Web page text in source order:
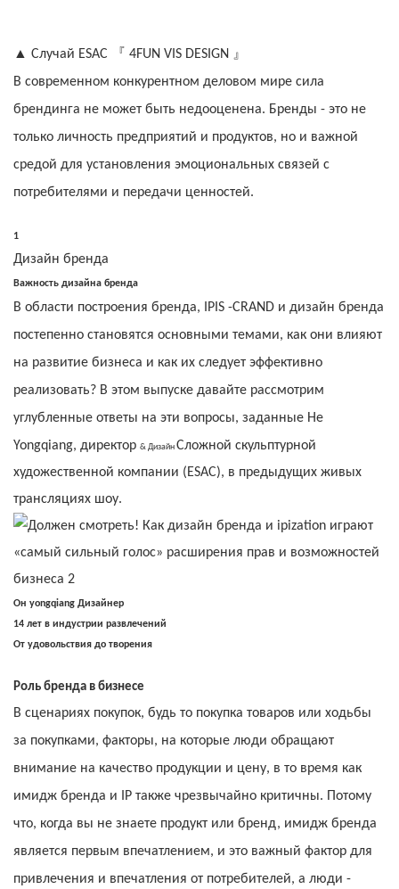
▲ Случай ESAC 『 4FUN VIS DESIGN 』
В современном конкурентном деловом мире сила
брендинга не может быть недооценена. Бренды - это не
только личность предприятий и продуктов, но и важной
средой для установления эмоциональных связей с
потребителями и передачи ценностей.
1
Дизайн бренда
Важность дизайна бренда
В области построения бренда, IPIS -CRAND и дизайн бренда
постепенно становятся основными темами, как они влияют
на развитие бизнеса и как их следует эффективно
реализовать? В этом выпуске давайте рассмотрим
углубленные ответы на эти вопросы, заданные He
Yongqiang, директор & ДизайнСложной скульптурной
художественной компании (ESAC), в предыдущих живых
трансляциях шоу.
Он yongqiang Дизайнер
14 лет в индустрии развлечений
От удовольствия до творения
Роль бренда в бизнесе
В сценариях покупок, будь то покупка товаров или ходьбы
за покупками, факторы, на которые люди обращают
внимание на качество продукции и цену, в то время как
имидж бренда и IP также чрезвычайно критичны. Потому
что, когда вы не знаете продукт или бренд, имидж бренда
является первым впечатлением, и это важный фактор для
привлечения и впечатления от потребителей, а люди -